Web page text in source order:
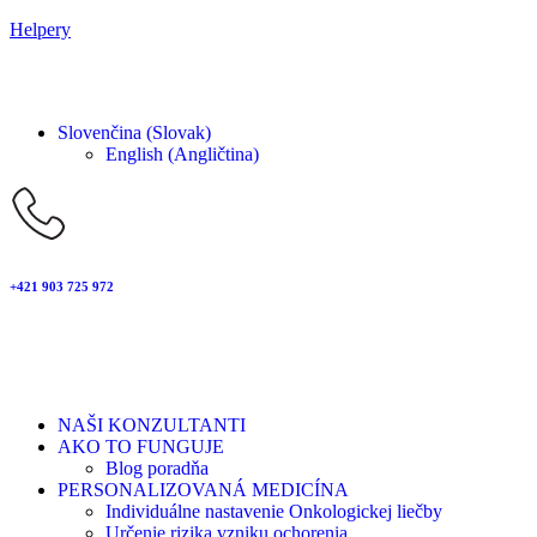
Helpery
Slovenčina (Slovak)
English (Angličtina)
+421 903 725 972
NAŠI KONZULTANTI
AKO TO FUNGUJE
Blog poradňa
PERSONALIZOVANÁ MEDICÍNA
Individuálne nastavenie Onkologickej liečby
Určenie rizika vzniku ochorenia